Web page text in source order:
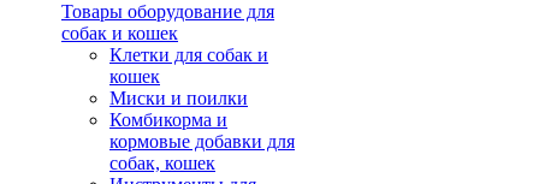
Товары оборудование для
собак и кошек
Клетки для собак и
кошек
Миски и поилки
Комбикорма и
кормовые добавки для
собак, кошек